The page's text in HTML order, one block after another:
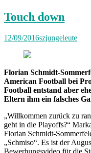
Touch down
12/09/2016szjungeleute
Florian Schmidt-
American Football bei
Football entstand aber
Eltern ihm ein falsches
„Willkommen zurück zu
geht in die Playoffs?“
Florian Schmidt-
„Schmiso“. Es ist der
Bewerbungsvideo für die